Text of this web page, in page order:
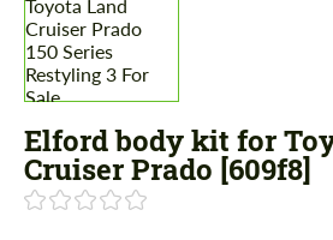
Elford body kit for
Cruiser Prado [609f8]